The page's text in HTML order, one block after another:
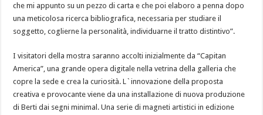
che mi appunto su un pezzo di carta e che poi elaboro a penna dopo
una meticolosa ricerca bibliografica, necessaria per studiare il
soggetto, coglierne la personalità, individuarne il tratto distintivo”.
I visitatori della mostra saranno accolti inizialmente da “Capitan
America”, una grande opera digitale nella vetrina della galleria che
copre la sede e crea la curiosità. L`innovazione della proposta
creativa e provocante viene da una installazione di nuova produzione
di Berti dai segni minimal. Una serie di magneti artistici in edizione